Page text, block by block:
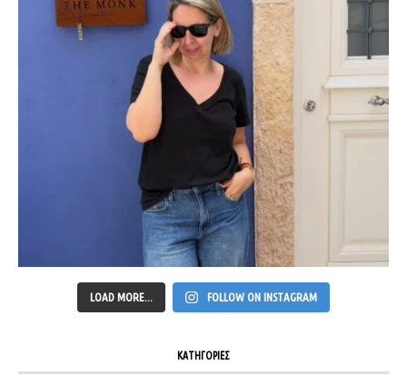
LOAD MORE... FOLLOW ON INSTAGRAM
ΚΑΤΗΓΟΡΙΕΣ